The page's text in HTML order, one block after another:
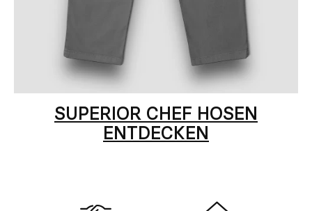
SUPERIOR CHEF HOSEN
ENTDECKEN